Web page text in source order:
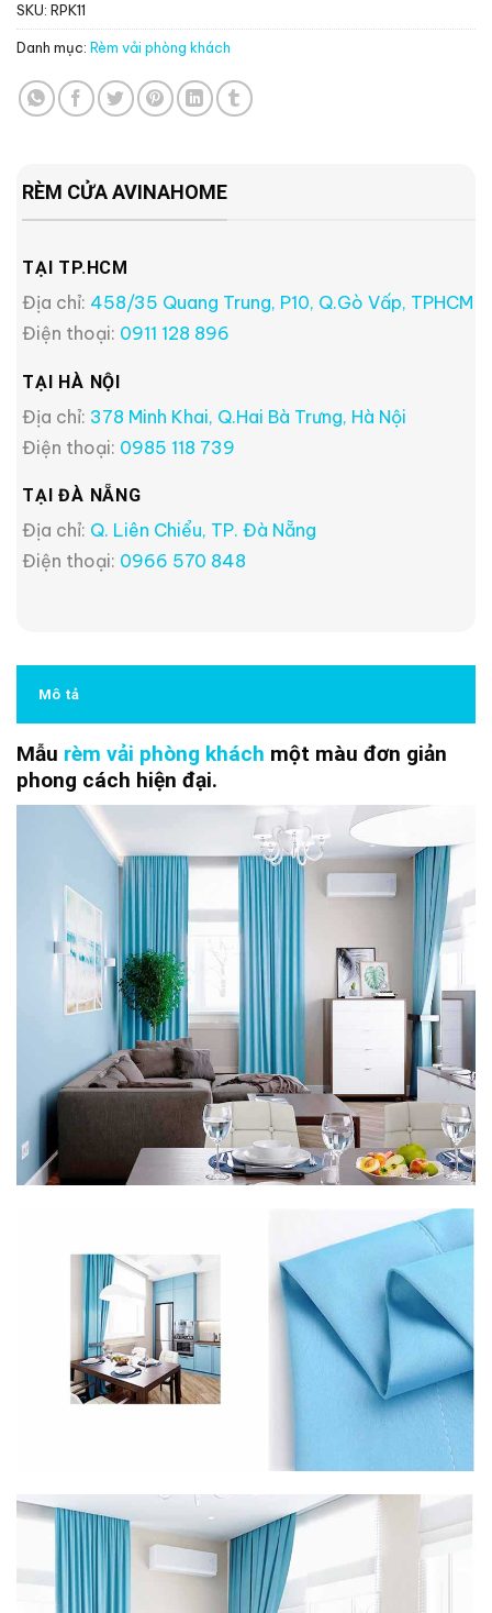
SKU: RPK11
Danh mục: Rèm vải phòng khách
RÈM CỬA AVINAHOME
TẠI TP.HCM
Địa chỉ: 458/35 Quang Trung, P10, Q.Gò Vấp, TPHCM
Điện thoại: 0911 128 896
TẠI HÀ NỘI
Địa chỉ: 378 Minh Khai, Q.Hai Bà Trưng, Hà Nội
Điện thoại: 0985 118 739
TẠI ĐÀ NẴNG
Địa chỉ: Q. Liên Chiểu, TP. Đà Nẵng
Điện thoại: 0966 570 848
Mô tả
Mẫu rèm vải phòng khách một màu đơn giản
phong cách hiện đại.